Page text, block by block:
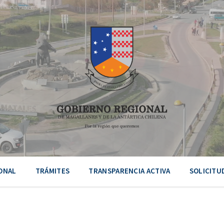
TRÁMITES TRANSPARENCIA ACTIVA